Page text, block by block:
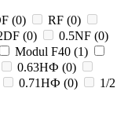
(0) RF (0)
(0) 0.5NF (0)
Modul F40 (1)
0.63НФ (0)
0.71НФ (0)
1/2